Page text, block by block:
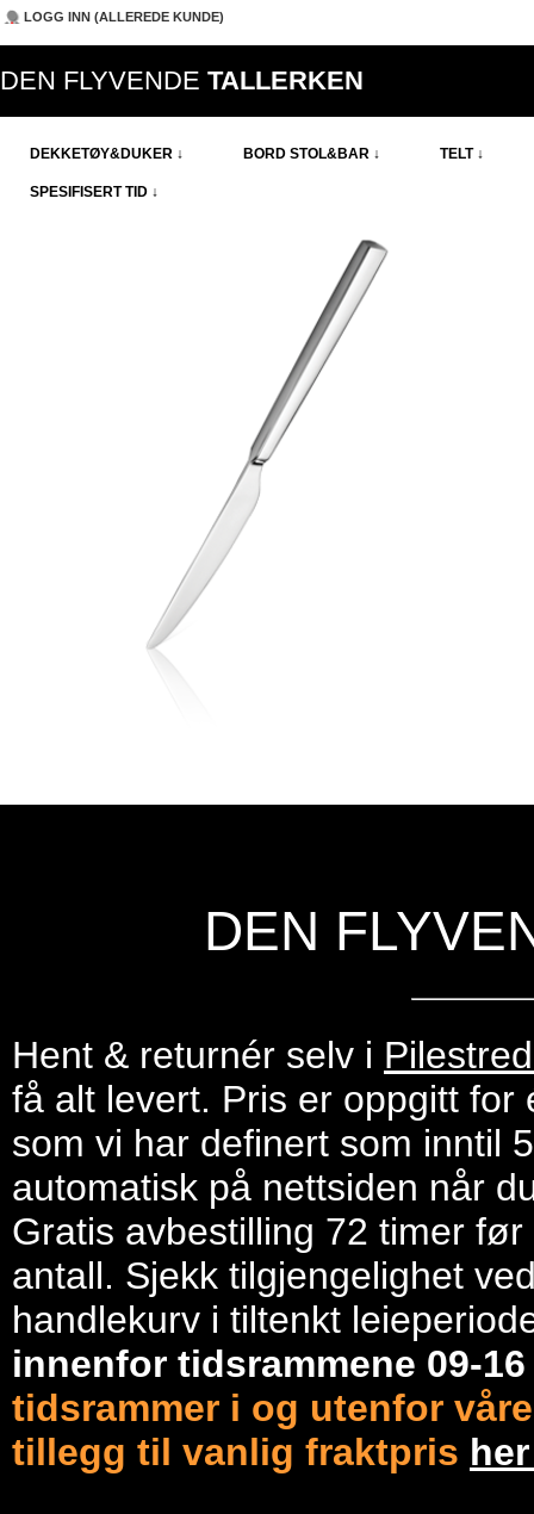
LOGG INN (ALLEREDE KUNDE)
DEN FLYVENDE TALLERKEN
DEKKETØY&DUKER ↓ BORD STOL&BAR ↓ TELT ↓
SPESIFISERT TID ↓
DEN
Hent & returnér selv i
få alt levert. Pris er oppgitt
som vi har definert som inntil
automatisk på nettsiden når
Gratis avbestilling 72 timer
antall. Sjekk tilgjengelighet
handlekurv i tiltenkt
innenfor tidsrammene 09-
tidsrammer i og utenfor
tillegg til vanlig fraktpris